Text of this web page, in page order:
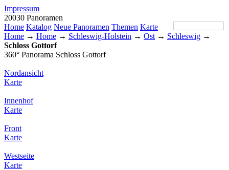
Impressum
20030 Panoramen
Home Katalog Neue Panoramen Themen Karte
Home → Home → Schleswig-Holstein → Ost → Schleswig →
Schloss Gottorf
360° Panorama Schloss Gottorf
Nordansicht
Karte
Innenhof
Karte
Front
Karte
Westseite
Karte